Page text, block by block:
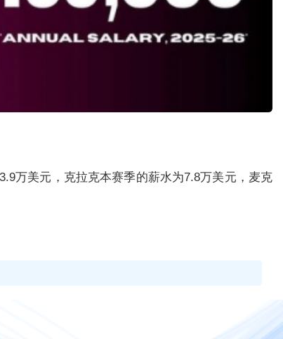
万美元，克拉克本赛季的薪水为7.8万美元，麦克